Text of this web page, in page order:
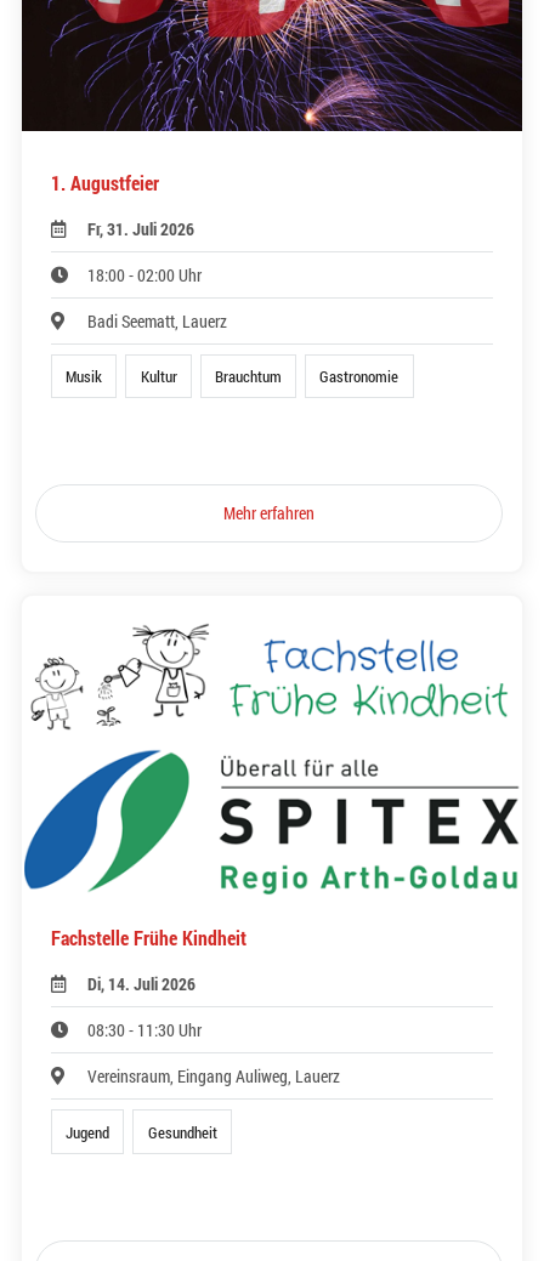
1. Augustfeier
Fr, 31. Juli 2026
18:00 - 02:00 Uhr
Badi Seematt, Lauerz
Musik Kultur Brauchtum Gastronomie
Mehr erfahren
Fachstelle Frühe Kindheit
Di, 14. Juli 2026
08:30 - 11:30 Uhr
Vereinsraum, Eingang Auliweg, Lauerz
Jugend Gesundheit